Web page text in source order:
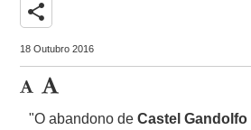
share
18 Outubro 2016
"O abandono deCastel Gandolfo